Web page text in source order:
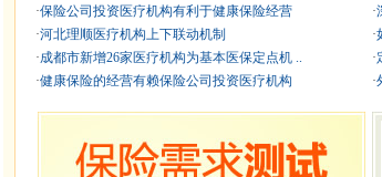
·保险公司投资医疗机构有利于健康保险经营
·河北理顺医疗机构上下联动机制
·成都市新增26家医疗机构为基本医保定点机 ..
·健康保险的经营有赖保险公司投资医疗机构
·
·
·
·